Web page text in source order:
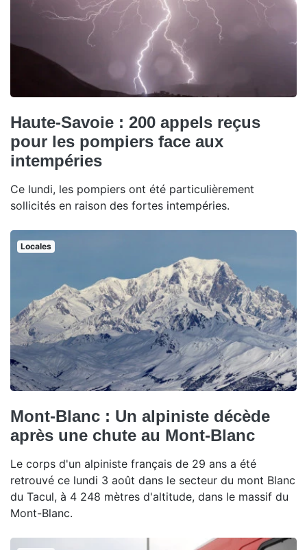
Haute-Savoie : 200 appels reçus
pour les pompiers face aux
intempéries
Ce lundi, les pompiers ont été particulièrement
sollicités en raison des fortes intempéries.
Locales
Mont-Blanc : Un alpiniste décède
après une chute au Mont-Blanc
Le corps d'un alpiniste français de 29 ans a été
retrouvé ce lundi 3 août dans le secteur du mont Blanc
du Tacul, à 4 248 mètres d'altitude, dans le massif du
Mont-Blanc.